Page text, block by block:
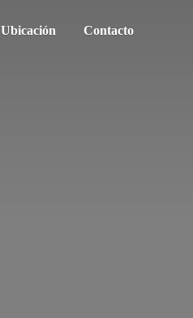
Ubicación Contacto